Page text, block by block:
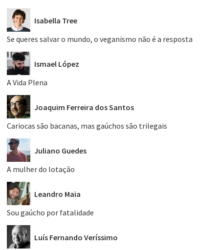
Isabella Tree
Se queres salvar o mundo, o veganismo não é a resposta
Ismael López
A Vida Plena
Joaquim Ferreira dos Santos
Cariocas são bacanas, mas gaúchos são trilegais
Juliano Guedes
A mulher do lotação
Leandro Maia
Sou gaúcho por fatalidade
Luís Fernando Veríssimo